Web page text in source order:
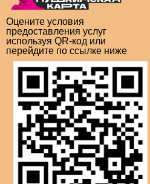
Оцените условия
предоставления услуг
используя QR-код или
перейдите по ссылке ниже